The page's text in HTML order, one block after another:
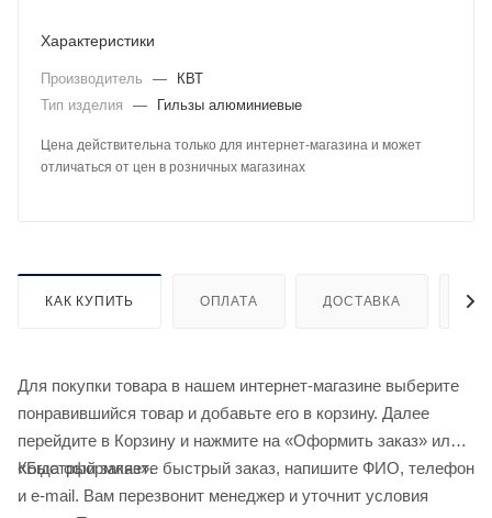
Характеристики
Производитель —
КВТ
Тип изделия
— Гильзы алюминиевые
Цена действительна только для интернет-магазина и может
отличаться от цен в розничных магазинах
КАК КУПИТЬ ОПЛАТА ДОСТАВКА
Для покупки товара в нашем интернет-магазине выберите
понравившийся товар и добавьте его в корзину. Далее
перейдите в Корзину и нажмите на «Оформить заказ» или
«Быстрый заказ».
Когда оформляете быстрый заказ, напишите ФИО, телефон
и e-mail. Вам перезвонит менеджер и уточнит условия